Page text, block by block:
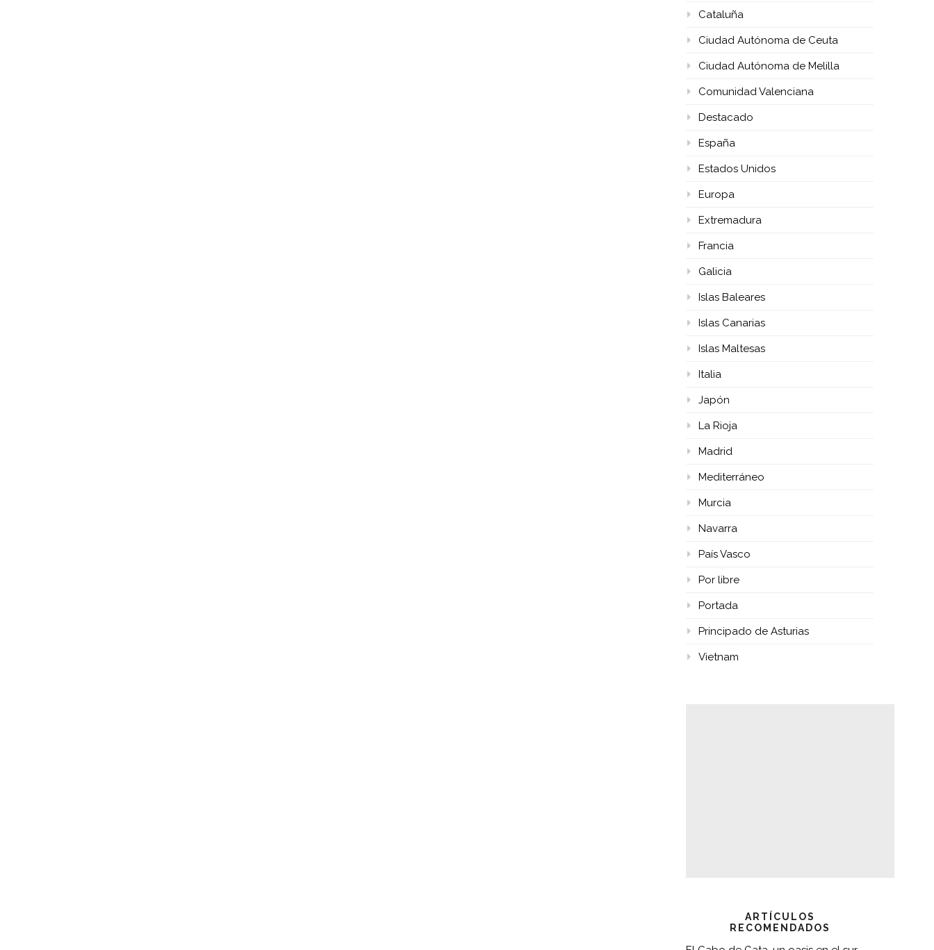
Cataluña
Ciudad Autónoma de Ceuta
Ciudad Autónoma de Melilla
Comunidad Valenciana
Destacado
España
Estados Unidos
Europa
Extremadura
Francia
Galicia
Islas Baleares
Islas Canarias
Islas Maltesas
Italia
Japón
La Rioja
Madrid
Mediterráneo
Murcia
Navarra
País Vasco
Por libre
Portada
Principado de Asturias
Vietnam
ARTÍCULOS
RECOMENDADOS